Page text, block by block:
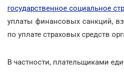
государственное социальное
уплаты финансовых санкций,
по уплате страховых средств
В частности, плательщиками